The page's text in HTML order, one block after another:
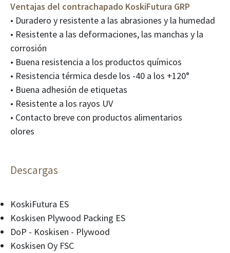
Ventajas del contrachapado KoskiFutura GRP
• Duradero y resistente a las abrasiones y la humedad
• Resistente a las deformaciones, las manchas y la
corrosión
• Buena resistencia a los productos químicos
• Resistencia térmica desde los -40 a los +120°
• Buena adhesión de etiquetas
• Resistente a los rayos UV
• Contacto breve con productos alimentarios
olores
Descargas
KoskiFutura ES
Koskisen Plywood Packing ES
DoP - Koskisen - Plywood
Koskisen Oy FSC